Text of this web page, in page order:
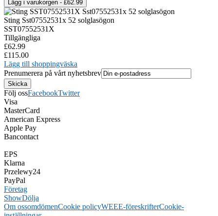
Sting Sst07552531x 52 solglasögon
SST07552531X
Tillgängliga
£62.99
£115.00
Lägg till shoppingväska
Prenumerera på vårt nyhetsbrev
Följ ossFacebookTwitter
Visa
MasterCard
American Express
Apple Pay
Bancontact
EPS
Klarna
Przelewy24
PayPal
Företag
ShowDölja
Om ossomdömenCookie policyWEEE-föreskrifterCookie-